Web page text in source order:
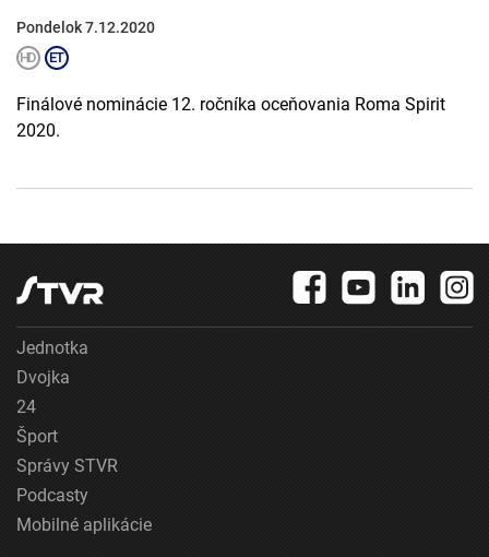
Pondelok 7.12.2020
Finálové nominácie 12. ročníka oceňovania Roma Spirit
2020.
Jednotka
Dvojka
24
Šport
Správy STVR
Podcasty
Mobilné aplikácie